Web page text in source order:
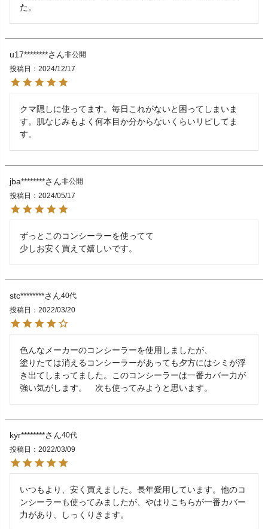
た。
u17********
非公開
投稿日
2024/12/17
クマ隠しに使ってます。毎日これがないと困ってしまいま
す。肌なじみもよく何本目か分からないくらいリピしてま
す。
jba********
非公開
投稿日
2024/05/17
ずっとこのコンシーラーを使ってて
少しお安く買えて嬉しいです。
stc********
40代
投稿日
2022/03/20
色んなメーカーのコンシーラーを使用しましたが、
塗りたては消えるコンシーラーがあっても夕方にはシミが浮
き出てしまってました。このコンシーラーは一番カバー力が
強い気がします。　次も使ってみようと思います。
kyr********
40代
投稿日
2022/03/09
いつもより、安く買えました。長年愛用しています。他のコ
ンシーラーも使ってみましたが、やはりこちらが一番カバー
力があり、しっくりきます。